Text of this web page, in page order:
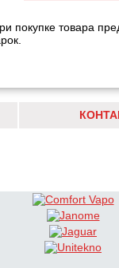
покупке товара